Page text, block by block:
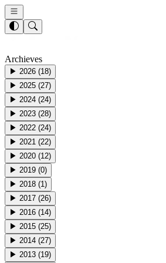
Archieves
▶ 2026 (18)
▶ 2025 (27)
▶ 2024 (24)
▶ 2023 (28)
▶ 2022 (24)
▶ 2021 (22)
▶ 2020 (12)
▶ 2019 (0)
▶ 2018 (1)
▶ 2017 (26)
▶ 2016 (14)
▶ 2015 (25)
▶ 2014 (27)
▶ 2013 (19)